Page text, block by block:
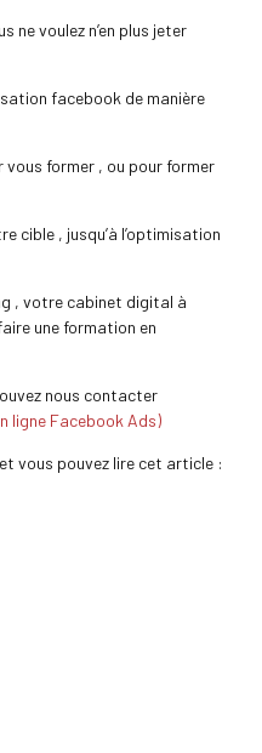
ne voulez n’en plus jeter
facebook de manière
former , ou pour former
cible , jusqu’à l’optimisation
, votre cabinet digital à
une formation en
nous contacter
ligne Facebook Ads)
vous pouvez lire cet article :